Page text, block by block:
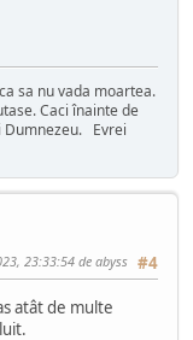
sa nu vada moartea.
Caci înainte de
Dumnezeu. Evrei
#4
23:33:54 de abyss
atât de multe